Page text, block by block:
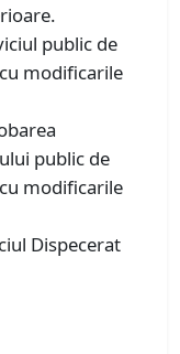
public de
modificarile
public de
modificarile
Dispecerat